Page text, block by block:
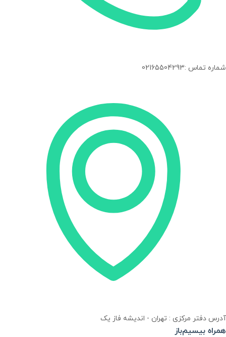
شماره تماس :02165504293
آدرس دفتر مرکزی : تهران - اندیشه فاز یک
همراه بیسیم‌باز